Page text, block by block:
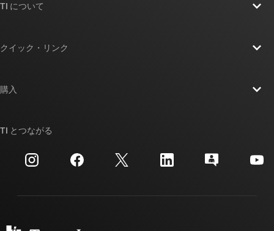
TI について
投資家向け情報
製造
クイック・リンク
クロスリファレンス検索
カスタマー・サポート・センター
購入
ご注文に関する FAQ
TI とつながる